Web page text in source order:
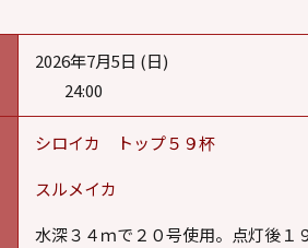
2026年7月5日 (日)
24:00
シロイカ トップ５９杯
スルメイカ
水深３４ｍで２０号使用。点灯後１